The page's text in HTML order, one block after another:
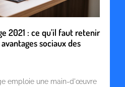
2021 : ce qu’il faut retenir
sociaux des
emploie une main-d'œuvre